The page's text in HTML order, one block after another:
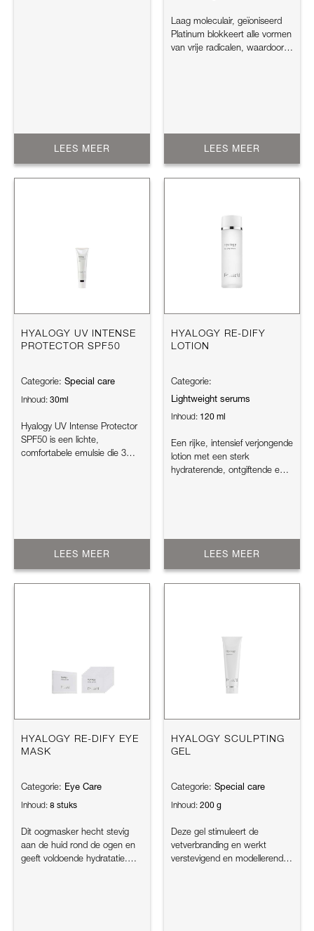
LEES MEER
Laag moleculair, geïoniseerd
Platinum blokkeert alle vormen
van vrije radicalen, waardoor
LEES MEER
HYALOGY UV INTENSE
PROTECTOR SPF50
Categorie: Special care
Inhoud: 30ml
Hyalogy UV Intense Protector
SPF50 is een lichte,
comfortabele emulsie die 3
LEES MEER
HYALOGY RE-DIFY
LOTION
Categorie:
Lightweight serums
Inhoud: 120 ml
Een rijke, intensief verjongende
lotion met een sterk
hydraterende, ontgiftende en
LEES MEER
HYALOGY RE-DIFY EYE
MASK
Categorie: Eye Care
Inhoud: 8 stuks
Dit oogmasker hecht stevig
aan de huid rond de ogen en
geeft voldoende hydratatie.
HYALOGY SCULPTING
GEL
Categorie: Special care
Inhoud: 200 g
Deze gel stimuleert de
vetverbranding en werkt
verstevigend en modellerend.